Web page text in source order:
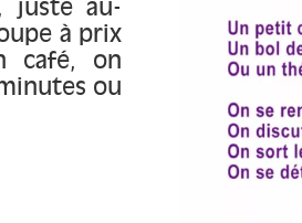
juste au-
à prix
café, on
ou